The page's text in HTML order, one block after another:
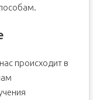
происходит в